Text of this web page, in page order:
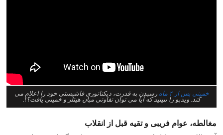
خمینی پس از ۴ ماه
رسیدن به قدرت، دیکتاتوری فاشیستی خود را اعلام می
کند. ویدیو را ببینید که آیا می توان تفاوتی میان هیتلر و خمینی یافت؟!.
مغالطه، عوام فریبی و تقیه قبل از انقلاب